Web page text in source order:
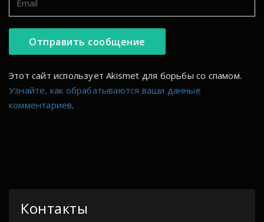
Этот сайт использует Akismet для борьбы со спамом.
Узнайте, как обрабатываются ваши данные
комментариев.
Контакты